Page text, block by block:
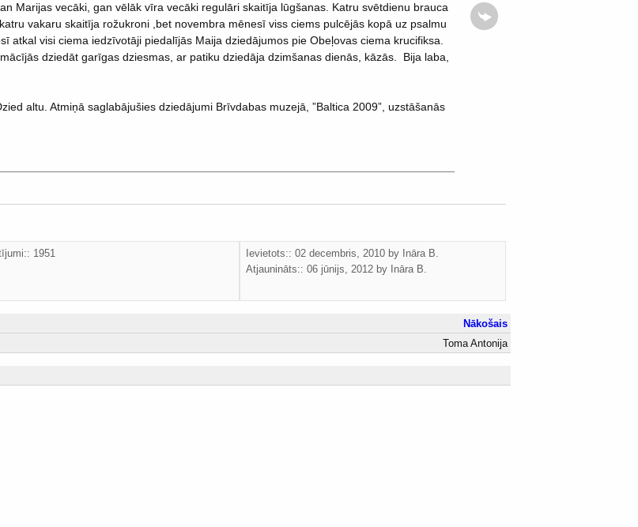
Marijas vecāki, gan vēlāk vīra vecāki regulāri skaitīja lūgšanas. Katru svētdienu brauca
vakaru skaitīja rožukroni ,bet novembra mēnesī viss ciems pulcējās kopā uz psalmu
atkal visi ciema iedzīvotāji piedalījās Maija dziedājumos pie Obeļovas ciema krucifiksa.
dziedāt garīgas dziesmas, ar patiku dziedāja dzimšanas dienās, kāzās. Bija laba,
altu. Atmiņā saglabājušies dziedājumi Brīvdabas muzejā, ”Baltica 2009”, uzstāšanās
1951 Ievietots:: 02 decembris, 2010 by Ināra B.
Atjaunināts::06 jūnijs, 2012 by Ināra B.
Nākošais
Toma Antonija